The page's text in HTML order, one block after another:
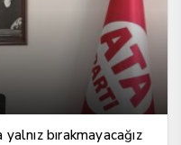
bırakmayacağız